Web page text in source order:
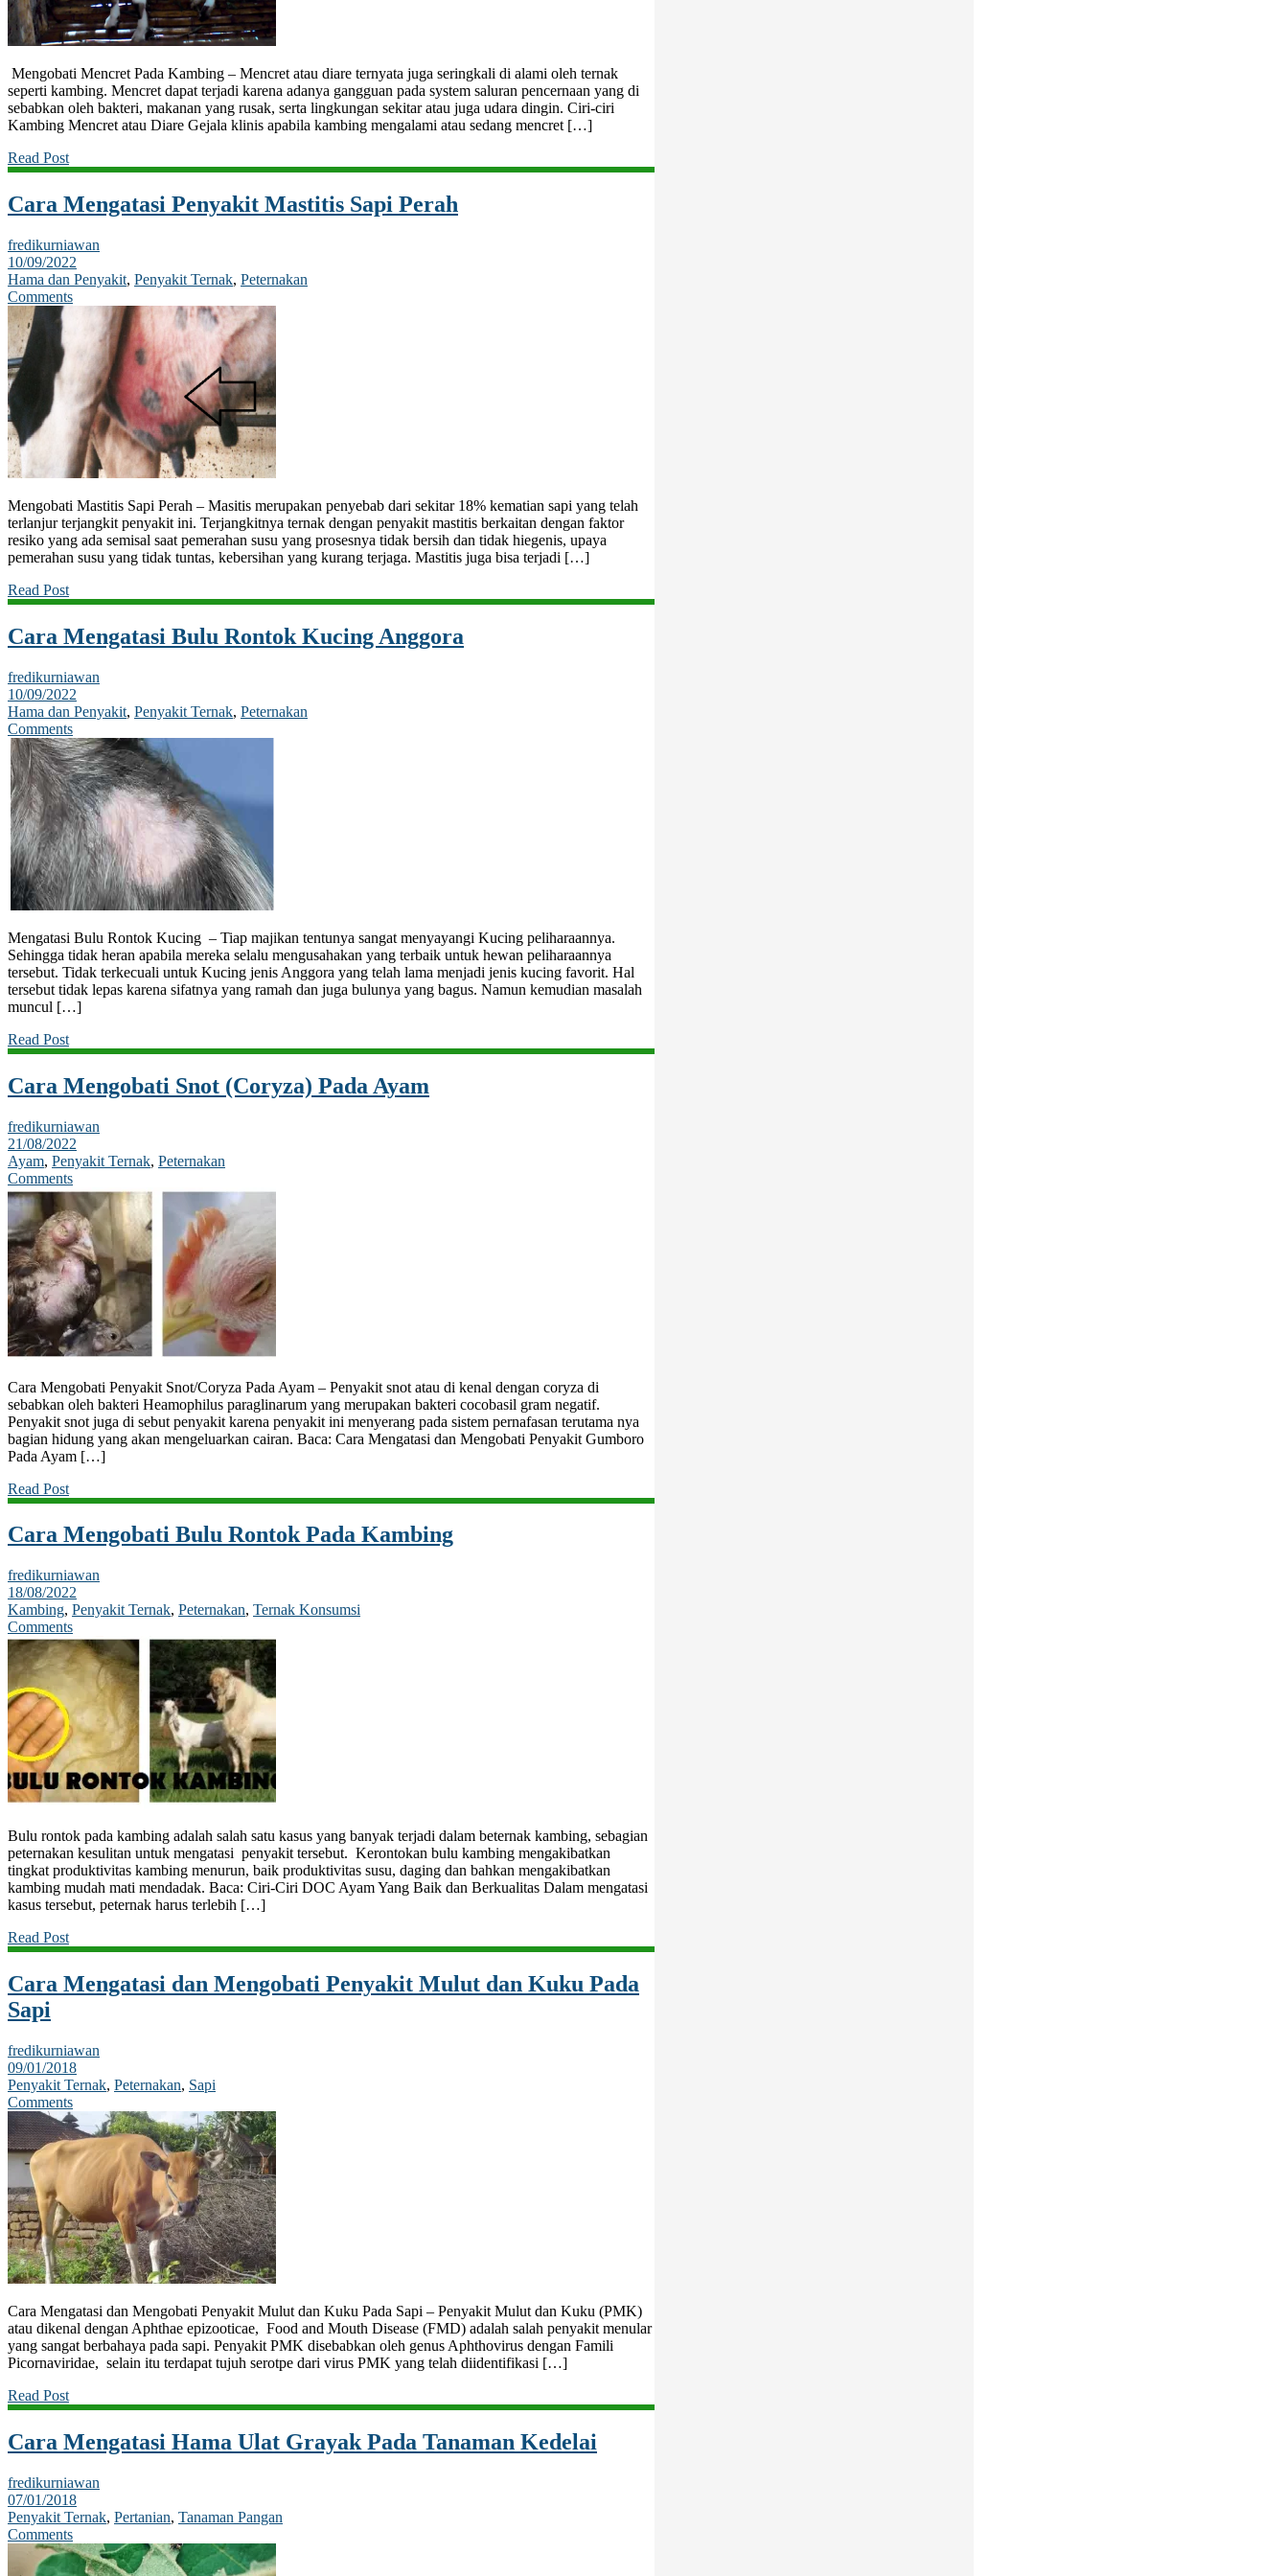
Mengobati Mencret Pada Kambing – Mencret atau diare ternyata juga seringkali di alami oleh ternak
seperti kambing. Mencret dapat terjadi karena adanya gangguan pada system saluran pencernaan yang di
sebabkan oleh bakteri, makanan yang rusak, serta lingkungan sekitar atau juga udara dingin. Ciri-ciri
Kambing Mencret atau Diare Gejala klinis apabila kambing mengalami atau sedang mencret […]
Read Post
Cara Mengatasi Penyakit Mastitis Sapi Perah
fredikurniawan
10/09/2022
Hama dan Penyakit, Penyakit Ternak, Peternakan
Comments
Mengobati Mastitis Sapi Perah – Masitis merupakan penyebab dari sekitar 18% kematian sapi yang telah
terlanjur terjangkit penyakit ini. Terjangkitnya ternak dengan penyakit mastitis berkaitan dengan faktor
resiko yang ada semisal saat pemerahan susu yang prosesnya tidak bersih dan tidak hiegenis, upaya
pemerahan susu yang tidak tuntas, kebersihan yang kurang terjaga. Mastitis juga bisa terjadi […]
Read Post
Cara Mengatasi Bulu Rontok Kucing Anggora
fredikurniawan
10/09/2022
Hama dan Penyakit, Penyakit Ternak, Peternakan
Comments
Mengatasi Bulu Rontok Kucing – Tiap majikan tentunya sangat menyayangi Kucing peliharaannya.
Sehingga tidak heran apabila mereka selalu mengusahakan yang terbaik untuk hewan peliharaannya
tersebut. Tidak terkecuali untuk Kucing jenis Anggora yang telah lama menjadi jenis kucing favorit. Hal
tersebut tidak lepas karena sifatnya yang ramah dan juga bulunya yang bagus. Namun kemudian masalah
muncul […]
Read Post
Cara Mengobati Snot (Coryza) Pada Ayam
fredikurniawan
21/08/2022
Ayam, Penyakit Ternak, Peternakan
Comments
Cara Mengobati Penyakit Snot/Coryza Pada Ayam – Penyakit snot atau di kenal dengan coryza di
sebabkan oleh bakteri Heamophilus paraglinarum yang merupakan bakteri cocobasil gram negatif.
Penyakit snot juga di sebut penyakit karena penyakit ini menyerang pada sistem pernafasan terutama nya
bagian hidung yang akan mengeluarkan cairan. Baca: Cara Mengatasi dan Mengobati Penyakit Gumboro
Pada Ayam […]
Read Post
Cara Mengobati Bulu Rontok Pada Kambing
fredikurniawan
18/08/2022
Kambing, Penyakit Ternak, Peternakan, Ternak Konsumsi
Comments
Bulu rontok pada kambing adalah salah satu kasus yang banyak terjadi dalam beternak kambing, sebagian
peternakan kesulitan untuk mengatasi penyakit tersebut. Kerontokan bulu kambing mengakibatkan
tingkat produktivitas kambing menurun, baik produktivitas susu, daging dan bahkan mengakibatkan
kambing mudah mati mendadak. Baca: Ciri-Ciri DOC Ayam Yang Baik dan Berkualitas Dalam mengatasi
kasus tersebut, peternak harus terlebih […]
Read Post
Cara Mengatasi dan Mengobati Penyakit Mulut dan Kuku Pada
Sapi
fredikurniawan
09/01/2018
Penyakit Ternak, Peternakan, Sapi
Comments
Cara Mengatasi dan Mengobati Penyakit Mulut dan Kuku Pada Sapi – Penyakit Mulut dan Kuku (PMK)
atau dikenal dengan Aphthae epizooticae, Food and Mouth Disease (FMD) adalah salah penyakit menular
yang sangat berbahaya pada sapi. Penyakit PMK disebabkan oleh genus Aphthovirus dengan Famili
Picornaviridae, selain itu terdapat tujuh serotpe dari virus PMK yang telah diidentifikasi […]
Read Post
Cara Mengatasi Hama Ulat Grayak Pada Tanaman Kedelai
fredikurniawan
07/01/2018
Penyakit Ternak, Pertanian, Tanaman Pangan
Comments